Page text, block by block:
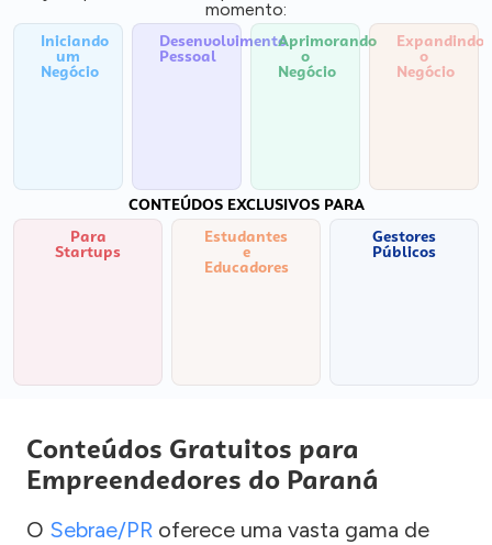
momento:
Iniciando
um
Negócio
Desenvolvimento
Pessoal
Aprimorando
o
Negócio
Expandindo
o
Negócio
CONTEÚDOS EXCLUSIVOS PARA
Para
Startups
Estudantes
e
Educadores
Gestores
Públicos
Conteúdos Gratuitos para
Empreendedores do Paraná
O Sebrae/PR oferece uma vasta gama de